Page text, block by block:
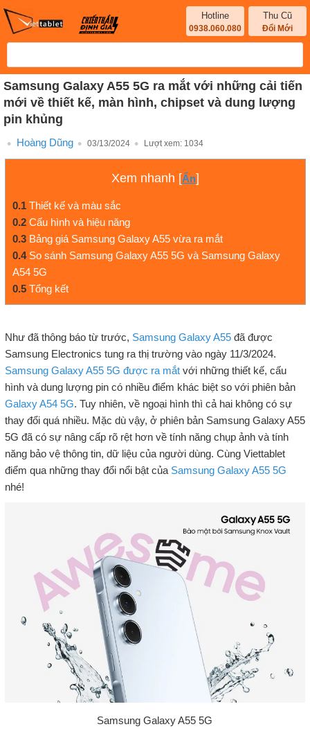
Hotline
0938.060.080
Thu Cũ
Đổi Mới
Samsung Galaxy A55 5G ra mắt với những cải tiến
mới về thiết kế, màn hình, chipset và dung lượng
pin khủng
Hoàng Dũng 03/13/2024 Lượt xem: 1034
Xem nhanh [Ẩn]
0.1 Thiết kế và màu sắc
0.2 Cấu hình và hiệu năng
0.3 Bảng giá Samsung Galaxy A55 vừa ra mắt
0.4 So sánh Samsung Galaxy A55 5G và Samsung Galaxy
A54 5G
0.5 Tổng kết
Như đã thông báo từ trước, Samsung Galaxy A55đã được
Samsung Electronics tung ra thị trường vào ngày 11/3/2024.
Samsung Galaxy A55 5G được ra mắtvới những thiết kế, cấu
hình và dung lượng pin có nhiều điểm khác biệt so với phiên bản
Galaxy A54 5G. Tuy nhiên, về ngoại hình thì cả hai không có sự
thay đổi quá nhiều. Mặc dù vậy, ở phiên bản Samsung Galaxy A55
5G đã có sự nâng cấp rõ rệt hơn về tính năng chụp ảnh và tính
năng bảo vệ thông tin, dữ liệu của người dùng. Cùng Viettablet
điểm qua những thay đổi nổi bật của Samsung Galaxy A55 5G
nhé!
Samsung Galaxy A55 5G